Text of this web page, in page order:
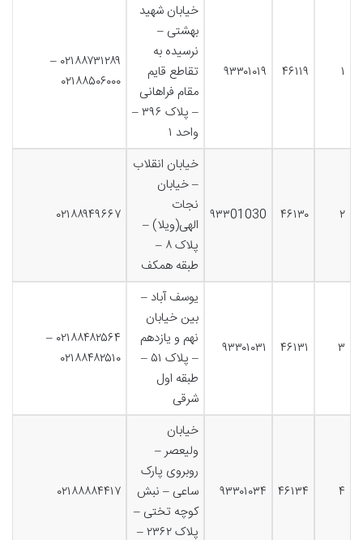
۱ ۴۶۱۱۹ ۹۳۳۰۱۰۱۹
خیابان شهید
بهشتی –
نرسیده به
تقاطع قایم
مقام فراهانی
– پلاک ۳۹۶ –
واحد ۱
۰۲۱۸۸۷۳۱۲۸۹ –
۰۲۱۸۸۵۰۶۰۰۰
۲ ۴۶۱۳۰ ۹۳۳01030
خیابان انقلاب
– خیابان
نجات
الهی(ویلا) –
پلاک ۸ –
طبقه همکف
۰۲۱۸۸۹۴۹۶۶۷
۳ ۴۶۱۳۱ ۹۳۳۰۱۰۳۱
یوسف آباد –
بین خیابان
نهم و یازدهم
– پلاک ۵۱ –
طبقه اول
شرقی
۰۲۱۸۸۴۸۲۵۶۴ –
۰۲۱۸۸۴۸۲۵۱۰
۴ ۴۶۱۳۴ ۹۳۳۰۱۰۳۴
خیابان
ولیعصر –
روبروی پارک
ساعی – نبش
کوچه تختی –
پلاک ۲۳۶۲ –
۰۲۱۸۸۸۸۴۴۱۷